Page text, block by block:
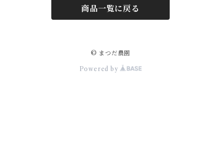
商品一覧に戻る
© まつだ農園
Powered by